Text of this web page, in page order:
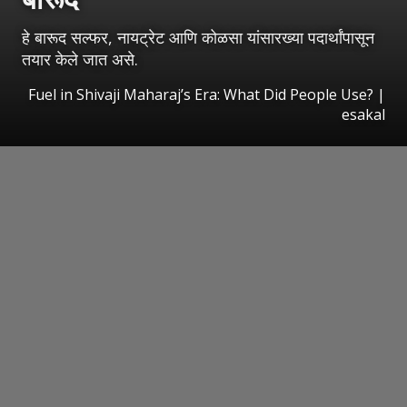
हे बारूद सल्फर, नायट्रेट आणि कोळसा यांसारख्या पदार्थांपासून
तयार केले जात असे.
Fuel in Shivaji Maharaj’s Era: What Did People Use? |
esakal